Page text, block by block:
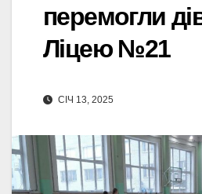
перемогли
Ліцею №21
СІЧ 13, 2025